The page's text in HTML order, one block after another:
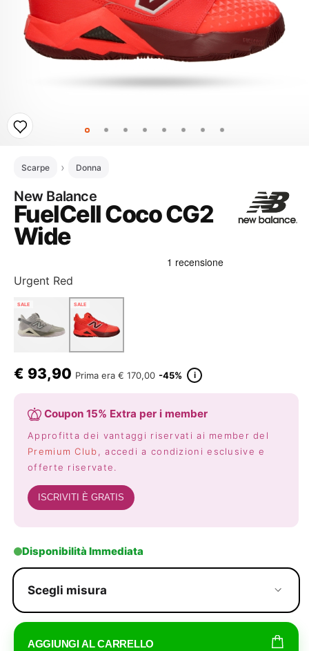
Scarpe Donna
New Balance
FuelCell Coco CG2
Wide
Urgent Red
SALE SALE
€ 93,90 Prima era € 170,00 -45% i
Coupon 15% Extra per i member
Approfitta dei vantaggi riservati ai member del
Premium Club, accedi a condizioni esclusive e
offerte riservate.
ISCRIVITI È GRATIS
Disponibilità Immediata
Scegli misura
AGGIUNGI AL CARRELLO